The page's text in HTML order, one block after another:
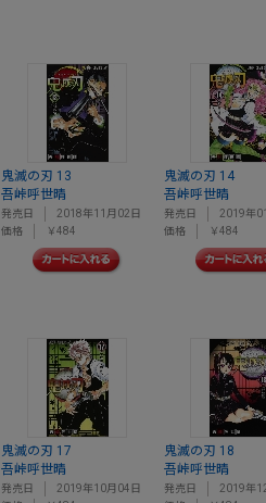
鬼滅の刃 13
吾峠呼世晴
発売日
2018年11月02日
価格
￥484
鬼滅の刃 14
吾峠呼世晴
発売日
2019年
価格
￥484
鬼滅の刃 17
吾峠呼世晴
発売日
2019年10月04日
鬼滅の刃 18
吾峠呼世晴
発売日
2019年